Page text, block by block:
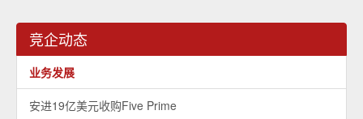
竞企动态
业务发展
安进19亿美元收购Five Prime